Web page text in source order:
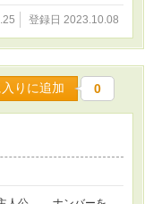
言う通知のハガキが来
イドルのハイスペッ
登録日 2023.10.08
りに追加 0